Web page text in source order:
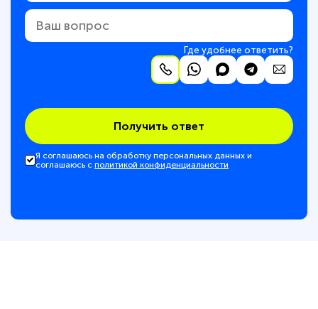
Где удобнее ответить?
Получить ответ
Я соглашаюсь на обработку персональных данных и
соглашаюсь с политикой конфиденциальности